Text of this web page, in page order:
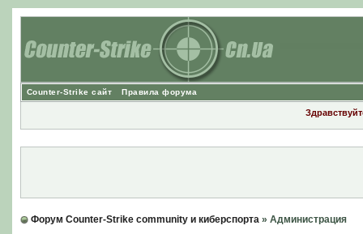
Counter-Strike сайт Правила форума
Форум Counter-Strike community и киберспорта» Администрация